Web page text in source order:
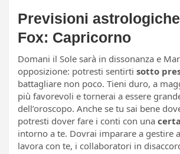
Previsioni
Fox: Capricorno
Domani il Sole sarà in dissonanza e
opposizione: potresti sentirti sotto
battagliare non poco. Tieni duro, a
più favorevoli e tornerai a essere
dell’oroscopo. Anche se tu sai bene
potresti dover fare i conti con una
intorno a te. Dovrai imparare a gestire
lavora con te, i collaboratori in